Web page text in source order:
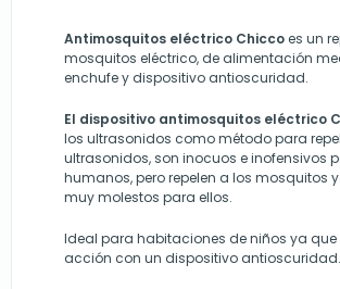
Antimosquitos eléctrico Chiccoes un
mosquitos eléctrico, de alimentación
enchufe y dispositivo antioscuridad.
El dispositivo antimosquitos eléctrico
los ultrasonidos como método para
ultrasonidos, son inocuos e inofensivos
humanos, pero repelen a los mosquitos
muy molestos para ellos.
Ideal para habitaciones de niños ya
acción con un dispositivo antioscuridad.